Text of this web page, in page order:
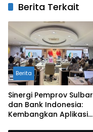
Berita Terkait
Berita
Sinergi Pemprov Sulbar
dan Bank Indonesia:
Kembangkan Aplikasi